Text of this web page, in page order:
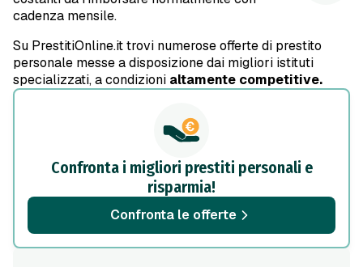
cadenza mensile.
Su PrestitiOnline.it trovi numerose offerte di prestito
personale messe a disposizione dai migliori istituti
specializzati, a condizioni altamente competitive.
Confronta i migliori prestiti personali e
risparmia!
Confronta le offerte